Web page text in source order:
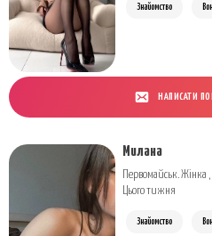
Знайомство
НАПИСАТИ
Милана
Первомайськ. Жінка
Цього тижня
Знайомство